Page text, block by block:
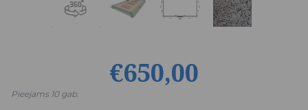
€650,00
Pieejams 10 gab.